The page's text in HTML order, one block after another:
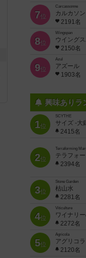
7位
Carcassonne
カルカソン
2191名
8位
Wingspan
ウイング
2150名
9位
Azul
アズール
1903名
興味ありラ
1位
SCYTHE
サイズ -大
2415名
2位
Terraforming
テラフォ
2394名
3位
Stone Garden
枯山水
2281名
4位
Viticulture
ワイナリ
2272名
5位
Agricola
アグリコラ
2120名